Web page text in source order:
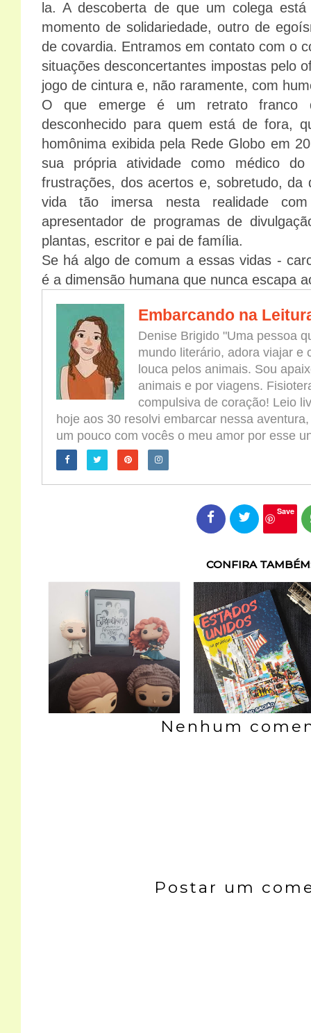
la. A descoberta de que um colega
momento de solidariedade, outro de
de covardia. Entramos em contato com o
situações desconcertantes impostas pelo
jogo de cintura e, não raramente, com
O que emerge é um retrato franco
desconhecido para quem está de fora,
homônima exibida pela Rede Globo em
sua própria atividade como médico do
frustrações, dos acertos e, sobretudo, da
vida tão imersa nesta realidade
apresentador de programas de
plantas, escritor e pai de família.
Se há algo de comum a essas vidas -
é a dimensão humana que nunca escapa
Embarcando na
Denise Brigido "Uma pessoa
mundo literário, adora viajar e
louca pelos animais. Sou
animais e por viagens.
compulsiva de coração! Leio
hoje aos 30 resolvi embarcar nessa
um pouco com vocês o meu amor por esse
Save
CONFIRA
Nenhum
Postar um